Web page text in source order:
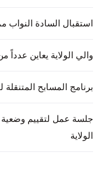
استقبال السادة النواب
والي الولاية يعاين عدداً
برنامج المسابح المتنقلة
جلسة عمل لتقييم
الولاية